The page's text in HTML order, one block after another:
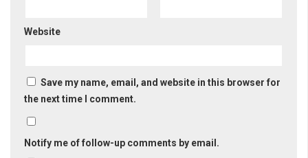
Website
Save my name, email, and website in this browser for
the next time I comment.
Notify me of follow-up comments by email.